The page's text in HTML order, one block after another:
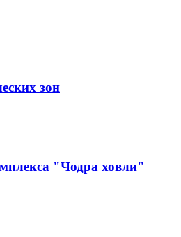
зон
"Чодра ховли"